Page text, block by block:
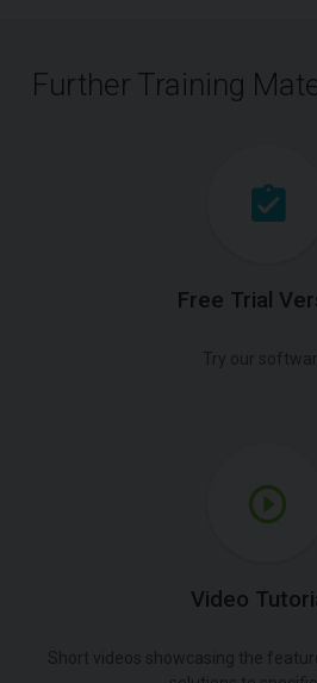
Further Training
Free Trial
Video